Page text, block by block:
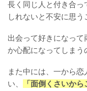
長く同じ人と付き合っ
しれないと不安に思う
出会って好きになっ
か心配になってしまう
また中には、一から
い、
「面倒くさいか